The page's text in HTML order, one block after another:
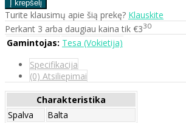
Turite klausimų apie šią prekę? Klauskite
Perkant 3 arba daugiau kaina tik €330
Gamintojas: Tesa (Vokietija)
Specifikacija
(0) Atsiliepimai
Charakteristika
Spalva
Balta